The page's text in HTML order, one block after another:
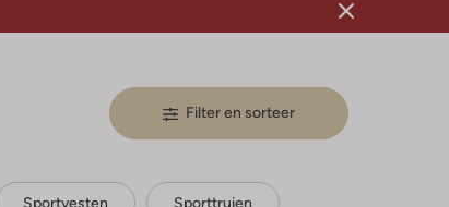
Filter en sorteer
Sportvesten Sporttruien